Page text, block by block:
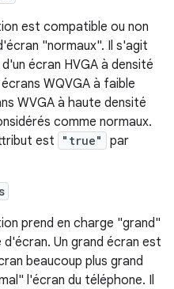
est compatible ou non
"normaux". Il s'agit
écran HVGA à densité
WQVGA à faible
WVGA à haute densité
comme normaux.
est
"true"
par
prend en charge "grand"
Un grand écran est
beaucoup plus grand
l'écran du téléphone. Il